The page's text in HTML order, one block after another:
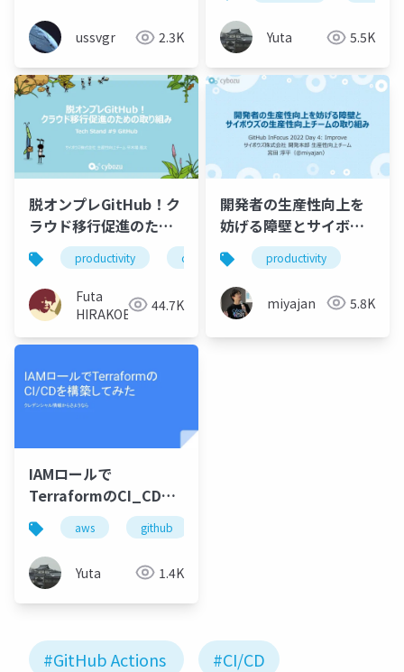
ussvgr 2.3K Yuta 5.5K
脱オンプレGitHub！ク
ラウド移行促進のため
の取り組みproductivity cybozu tech_stand
Futa
HIRAKOBA
44.7K
開発者の生産性向上を
妨げる障壁とサイボウ
ズの生産性向上チーム
の取り組み
productivity
miyajan 5.8K
IAMロールで
TerraformのCI_CDを
構築してみた
aws github
Yuta 1.4K
#GitHub Actions #CI/CD